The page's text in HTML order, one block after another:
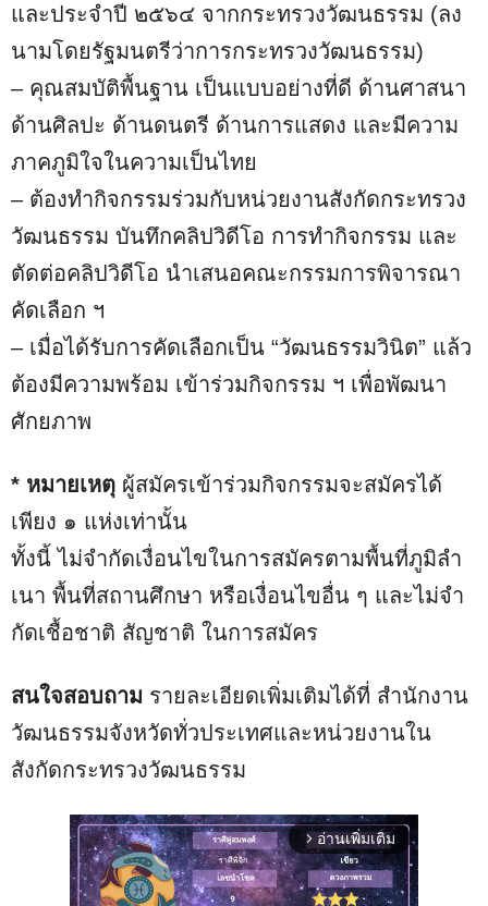
และประจําปี ๒๕๖๔ จากกระทรวงวัฒนธรรม (ลง
นามโดยรัฐมนตรีว่าการกระทรวงวัฒนธรรม)
– คุณสมบัติพื้นฐาน เป็นแบบอย่างที่ดี ด้านศาสนา
ด้านศิลปะ ด้านดนตรี ด้านการแสดง และมีความ
ภาคภูมิใจในความเป็นไทย
– ต้องทํากิจกรรมร่วมกับหน่วยงานสังกัดกระทรวง
วัฒนธรรม บันทึกคลิปวิดีโอ การทํากิจกรรม และ
ตัดต่อคลิปวิดีโอ นําเสนอคณะกรรมการพิจารณา
คัดเลือก ฯ
– เมื่อได้รับการคัดเลือกเป็น “วัฒนธรรมวินิต” แล้ว
ต้องมีความพร้อม เข้าร่วมกิจกรรม ฯ เพื่อพัฒนา
ศักยภาพ
* หมายเหตุ ผู้สมัครเข้าร่วมกิจกรรมจะสมัครได้
เพียง ๑ แห่งเท่านั้น
ทั้งนี้ ไม่จํากัดเงื่อนไขในการสมัครตามพื้นที่ภูมิลํา
เนา พื้นที่สถานศึกษา หรือเงื่อนไขอื่น ๆ และไม่จํา
กัดเชื้อชาติ สัญชาติ ในการสมัคร
สนใจสอบถาม รายละเอียดเพิ่มเติมได้ที่ สำนักงาน
วัฒนธรรมจังหวัดทั่วประเทศและหน่วยงานใน
สังกัดกระทรวงวัฒนธรรม
arrow_forward_ios อ่านเพิ่มเติม